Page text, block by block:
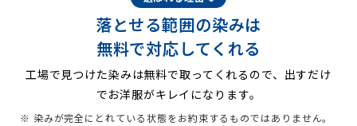
落とせる範囲の染みは
無料で対応してくれる
工場で見つけた染みは無料で取ってくれるので、出すだけ
でお洋服がキレイになります。
※ 染みが完全にとれている状態をお約束するものではありません。